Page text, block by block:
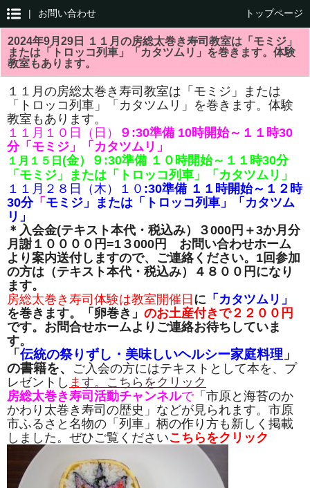
| お問い合わせ トップページ
2024年9月29日 １１月の房総太巻き寿司教室は「モミジ」
または「トロッコ列車」「カタツムリ」を巻きます。体験
教室もあります。
１１月の房総太巻き寿司教室は「モミジ」または
「トロッコ列車」「カタツムリ」を巻きます。体験
教室もあります。
１１月１０日（日）
９:30準備 10時開始～１１時30
分「モミジ」「カタツムリ」
１月１５ 日 (金）９:30準備 １０時開始～１１時30分
「モミジ」または「トロッコ列車」「カタツムリ」
１１月２８日（木）１０ :30準備 １１時開始～１２時
30分「 モミジ」または「トロッコ列車」「カタツム
リ」
＊入会金(テキスト本代・税込み）３000円＋3か月分
月謝１００００円=1３000円 お問い合わせホーム
より案内送付しますので、ご連絡ください。 1回参加
の方は（テキスト本代・税込み）４８００ 円になり
ます。
房総太巻き寿司体験は教室開催日 に 「カタツムリ」
を巻きます。「卵巻き」 のお土産付きで２２００円
です。お問合せホームよりご連絡お待ちしていま
す。
「 伝統の祭りずし・美味しいヘルシー家庭料理 」
の書籍を、
ご入会の方にはテキストとして本を、プ
レゼントし ま す。こちらをクリック
房総太巻き寿司活動チャンネルで「市原と海苔のか
かわり太巻き寿司の歴史」などが見られます。市原
市ふるさと名物の「列車」柄の作り方も新しく掲載
しました。ぜひご覧くださいこちらをクリック